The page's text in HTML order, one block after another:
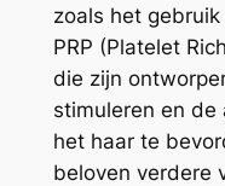
zoals het
PRP (Platelet
die zijn
stimuleren en de
het haar te
beloven verdere